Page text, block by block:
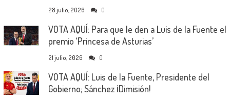
28 julio, 2026 0
VOTA AQUÍ: Para que le den a Luis de la Fuente el
premio ‘Princesa de Asturias’
21 julio, 2026 0
VOTA AQUÍ: Luis de la Fuente, Presidente del
Gobierno; Sánchez ¡Dimisión!